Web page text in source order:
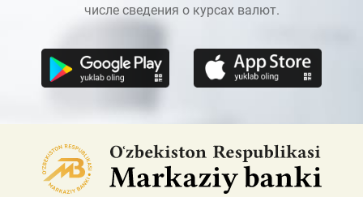
числе сведения о курсах валют.